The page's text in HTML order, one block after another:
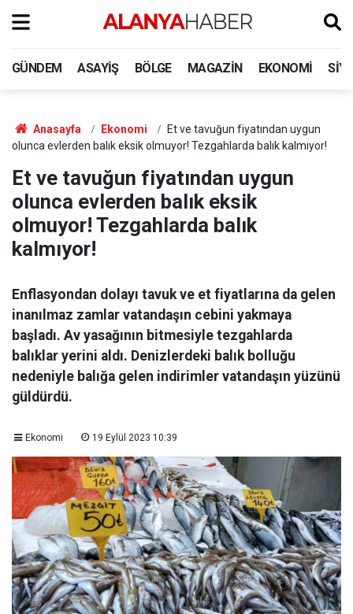
GÜNDEM ASAYIŞ BÖLGE MAGAZIN EKONOMI
Anasayfa Ekonomi
Et ve tavuğun fiyatından uygun
olunca evlerden balık eksik olmuyor! Tezgahlarda balık kalmıyor!
Et ve tavuğun fiyatından uygun
olunca evlerden balık eksik
olmuyor! Tezgahlarda balık
kalmıyor!
Enflasyondan dolayı tavuk ve et fiyatlarına da gelen
inanılmaz zamlar vatandaşın cebini yakmaya
başladı. Av yasağının bitmesiyle tezgahlarda
balıklar yerini aldı. Denizlerdeki balık bolluğu
nedeniyle balığa gelen indirimler vatandaşın yüzünü
güldürdü.
Ekonomi 19 Eylül 2023 10:39